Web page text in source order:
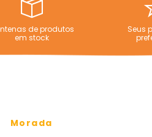
de produtos
em stock
Seus
Morada